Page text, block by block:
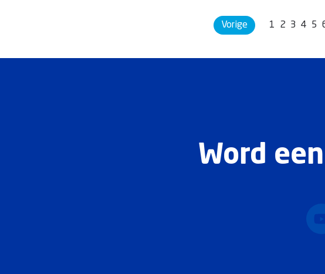
Vorige 1 2 3 4 5
Word